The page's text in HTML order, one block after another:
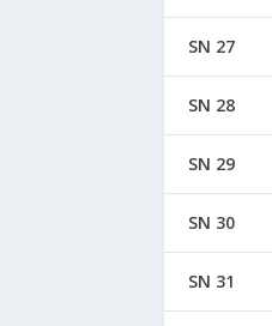
SN 27
SN 28
SN 29
SN 30
SN 31